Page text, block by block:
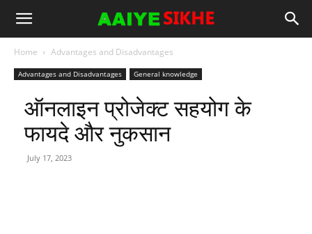
Home Advantages and Disadvantages
Advantages and Disadvantages General knowledge
ऑनलाइन प्रोजेक्ट सहयोग के
फायदे और नुकसान
July 17, 2023